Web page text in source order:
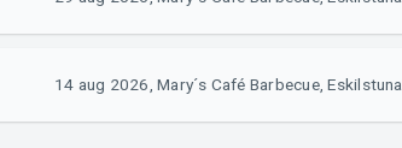
14 aug 2026, Mary´s Café Barbecue, Eskilstuna